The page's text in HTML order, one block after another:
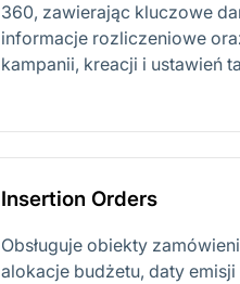
360, zawierając kluczowe
informacje rozliczeniowe
kampanii, kreacji i ustawień
Insertion Orders
Obsługuje obiekty
alokacje budżetu, daty